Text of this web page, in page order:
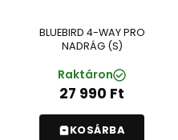
BLUEBIRD 4-WAY PRO
NADRÁG (S)
Raktáron
27 990 Ft
KOSÁRBA